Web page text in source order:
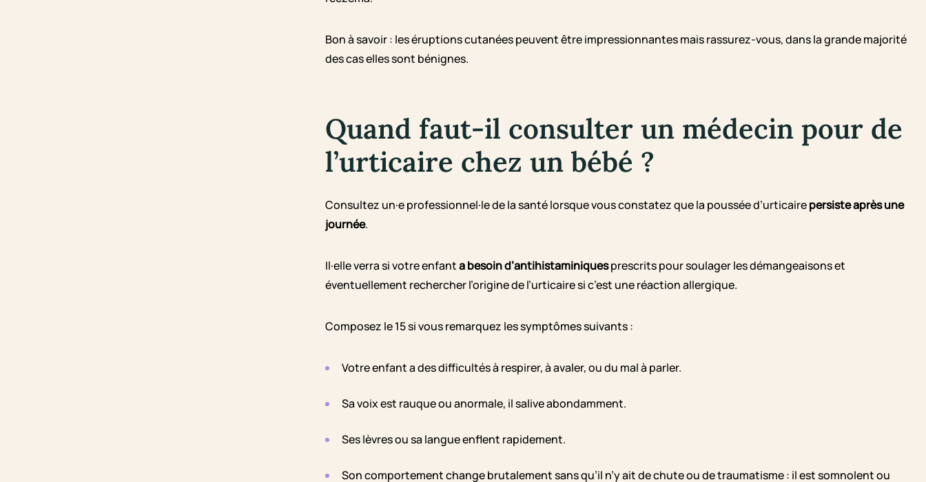
Bon à savoir : les éruptions cutanées peuvent être impressionnantes mais rassurez-vous, dans la grande majorité
des cas elles sont bénignes.
Quand faut-il consulter un médecin pour de
l’urticaire chez un bébé ?
Consultez un·e professionnel·le de la santé lorsque vous constatez que la poussée d’urticairepersiste après une
journée.
Il·elle verra si votre enfanta besoin d’antihistaminiquesprescrits pour soulager les démangeaisons et
éventuellement rechercher l’origine de l’urticaire si c’est une réaction allergique.
Composez le 15 si vous remarquez les symptômes suivants :
Votre enfant a des difficultés à respirer, à avaler, ou du mal à parler.
Sa voix est rauque ou anormale, il salive abondamment.
Ses lèvres ou sa langue enflent rapidement.
Son comportement change brutalement sans qu’il n’y ait de chute ou de traumatisme : il est somnolent ou